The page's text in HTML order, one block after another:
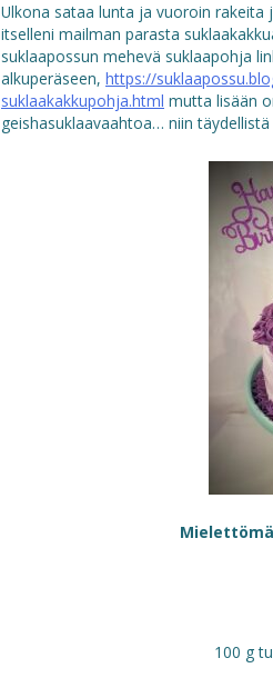
Ulkona sataa lunta ja vuoroin rakeita
itselleni mailman parasta
suklaapossun mehevä suklaapohja
alkuperäseen, https://
suklaakakkupohja.html mutta lisään
geishasuklaavaahtoa… niin
100 g